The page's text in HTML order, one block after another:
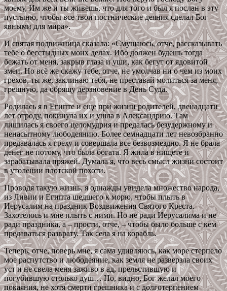
моему, Им же и ты живешь, что для того и был я послан в эту
пустыню, чтобы все твои постнические деяния сделал Бог
явными для мира».
И святая подвижница сказала: «Смущаюсь, отче, рассказывать
тебе о бесстыдных моих делах. Ибо должен будешь тогда
бежать от меня, закрыв глаза и уши, как бегут от ядовитой
змеи. Но всё же скажу тебе, отче, не умолчав ни о чем из моих
грехов, ты же, заклинаю тебя, не преставай молиться за меня,
грешную, да обрящу дерзновение в День Суда.
Родилась я в Египте и еще при жизни родителей, двенадцати
лет отроду, покинула их и ушла в Александрию. Там
лишилась я своего целомудрия и предалась безудержному и
ненасытному любодеянию. Более семнадцати лет невозбранно
предавалась я греху и совершала все безвозмездно. Я не брала
денег не потому, что была богата. Я жила в нищете и
зарабатывала пряжей. Думала я, что весь смысл жизни состоит
в утолении плотской похоти.
Проводя такую жизнь, я однажды увидела множество народа,
из Ливии и Египта шедшего к морю, чтобы плыть в
Иерусалим на праздник Воздвижения Святого Креста.
Захотелось и мне плыть с ними. Но не ради Иерусалима и не
ради праздника, а – прости, отче, – чтобы было больше с кем
предаваться разврату. Так села я на корабль.
Теперь, отче, поверь мне, я сама удивляюсь, как море стерпело
мое распутство и любодеяние, как земля не разверзла своих
уст и не свела меня заживо в ад, прельстившую и
погубившую столько душ… Но, видно, Бог желал моего
покаяния, не хотя смерти грешника и с долготерпением